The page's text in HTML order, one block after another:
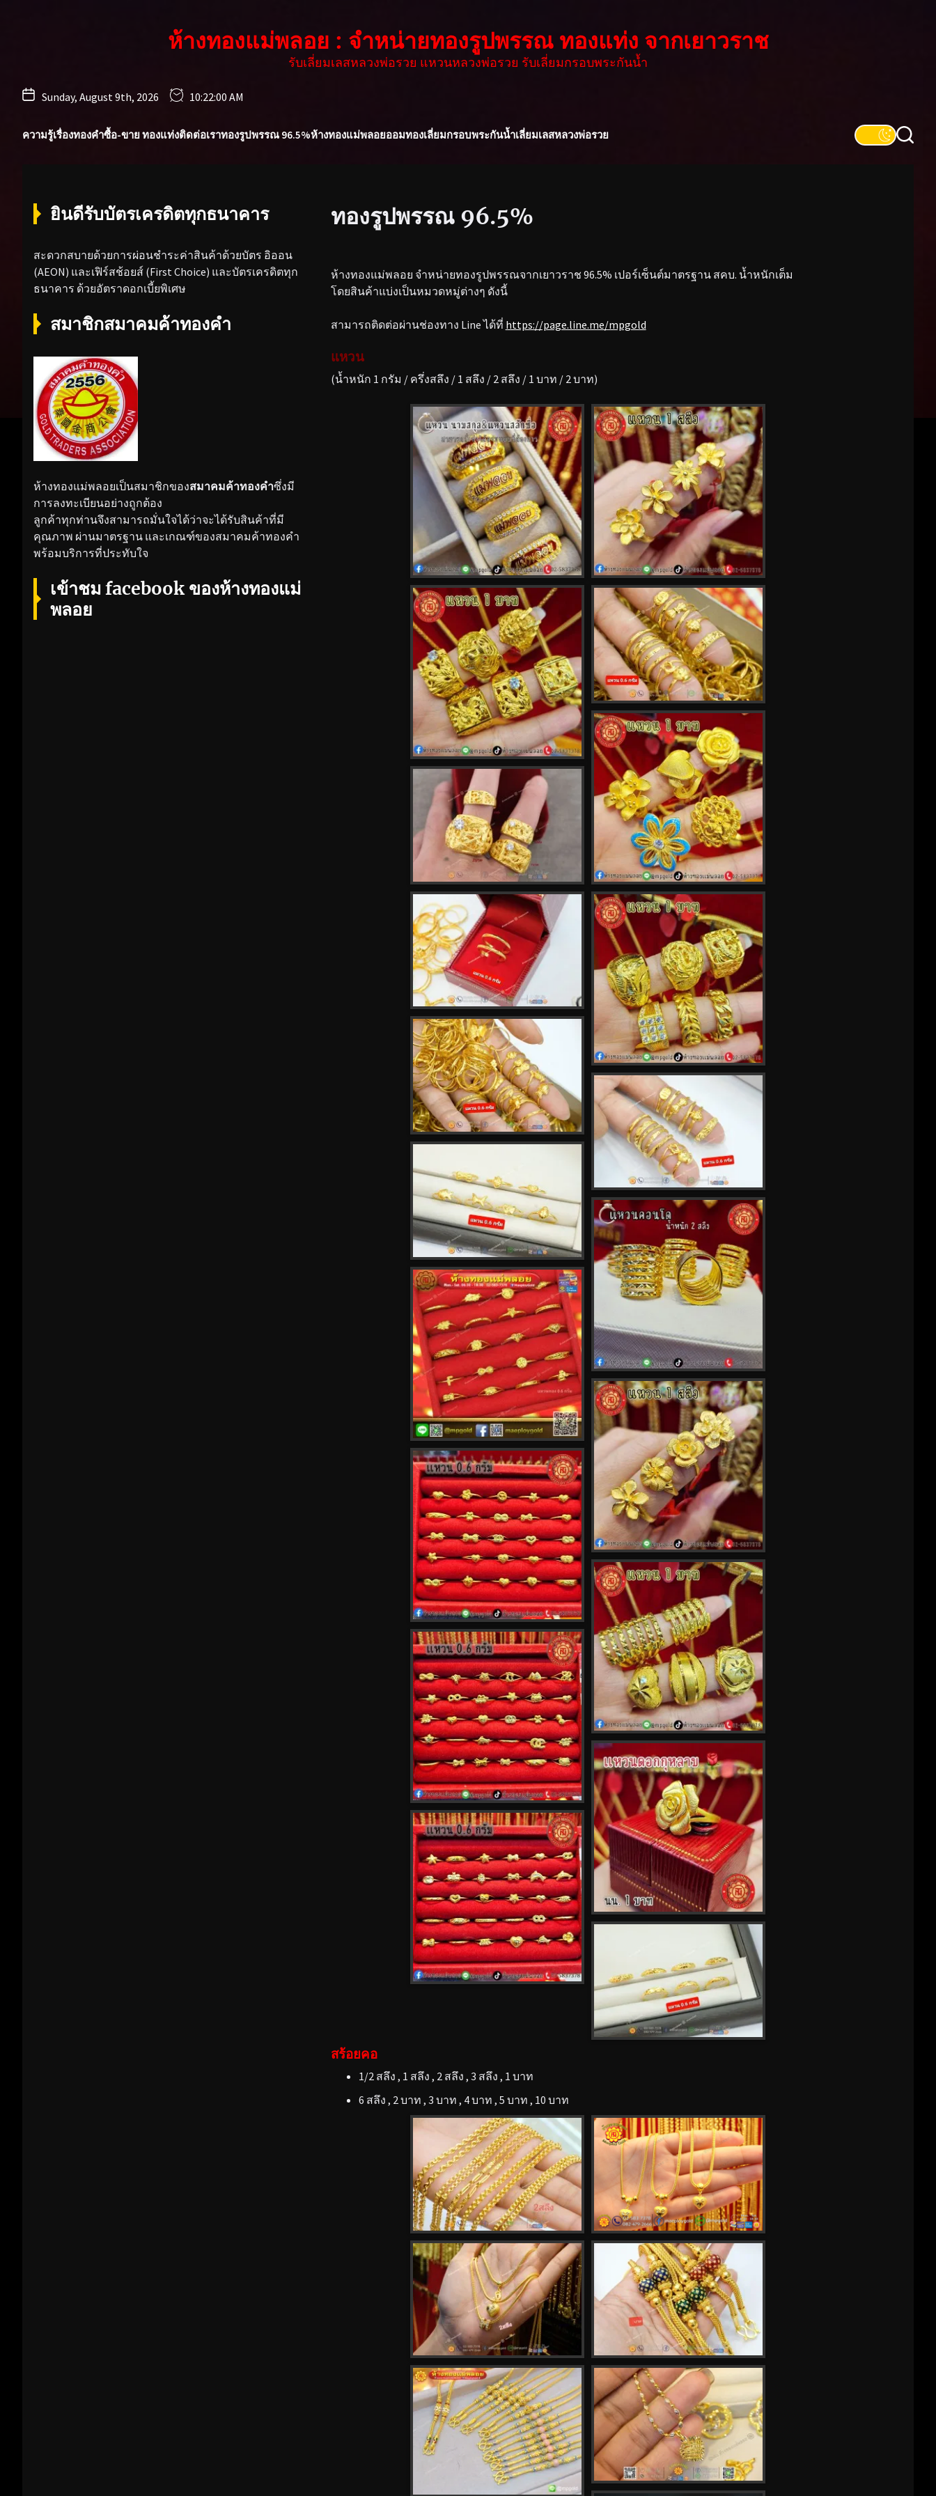
ห้างทองแม่พลอย : จำหน่ายทองรูปพรรณ ทองแท่ง จากเยาวราช
รับเลี่ยมเลสหลวงพ่อรวย แหวนหลวงพ่อรวย รับเลี่ยมกรอบพระกันน้ำ
Sunday, August 9th, 2026 10:22:02 AM
ความรู้เรื่องทองคำซื้อ-ขาย ทองแท่งติดต่อเราทองรูปพรรณ 96.5%ห้างทองแม่พลอยออมทองเลี่ยมกรอบพระกันน้ำเลี่ยมเลสหลวงพ่อรวย
ทองรูปพรรณ 96.5%
ห้างทองแม่พลอย จำหน่ายทองรูปพรรณจากเยาวราช 96.5% เปอร์เซ็นต์มาตรฐาน สคบ. น้ำหนักเต็ม
โดยสินค้าแบ่งเป็นหมวดหมู่ต่างๆ ดังนี้
สามารถติดต่อผ่านช่องทาง Line ได้ที่ https://page.line.me/mpgold
แหวน
(น้ำหนัก 1 กรัม / ครึ่งสลึง / 1 สลึง / 2 สลึง / 1 บาท / 2 บาท)
สร้อยคอ
1/2 สลึง , 1 สลึง , 2 สลึง , 3 สลึง , 1 บาท
6 สลึง , 2 บาท , 3 บาท , 4 บาท , 5 บาท , 10 บาท
ยินดีรับบัตรเครดิตทุกธนาคาร
สะดวกสบายด้วยการผ่อนชำระค่าสินค้าด้วยบัตร อิออน
(AEON) และเฟิร์สช้อยส์ (First Choice) และบัตรเครดิตทุก
ธนาคาร ด้วยอัตราดอกเบี้ยพิเศษ
สมาชิกสมาคมค้าทองคำ
ห้างทองแม่พลอยเป็นสมาชิกของสมาคมค้าทองคำซึ่งมี
การลงทะเบียนอย่างถูกต้อง
ลูกค้าทุกท่านจึงสามารถมั่นใจได้ว่าจะได้รับสินค้าที่มี
คุณภาพ ผ่านมาตรฐาน และเกณฑ์ของสมาคมค้าทองคำ
พร้อมบริการที่ประทับใจ
เข้าชม facebook ของห้างทองแม่
พลอย